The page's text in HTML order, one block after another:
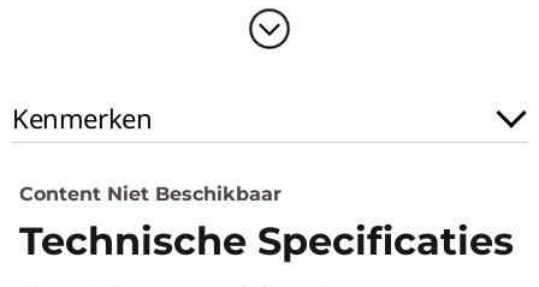
Kenmerken
Content Niet Beschikbaar
Technische Specificaties